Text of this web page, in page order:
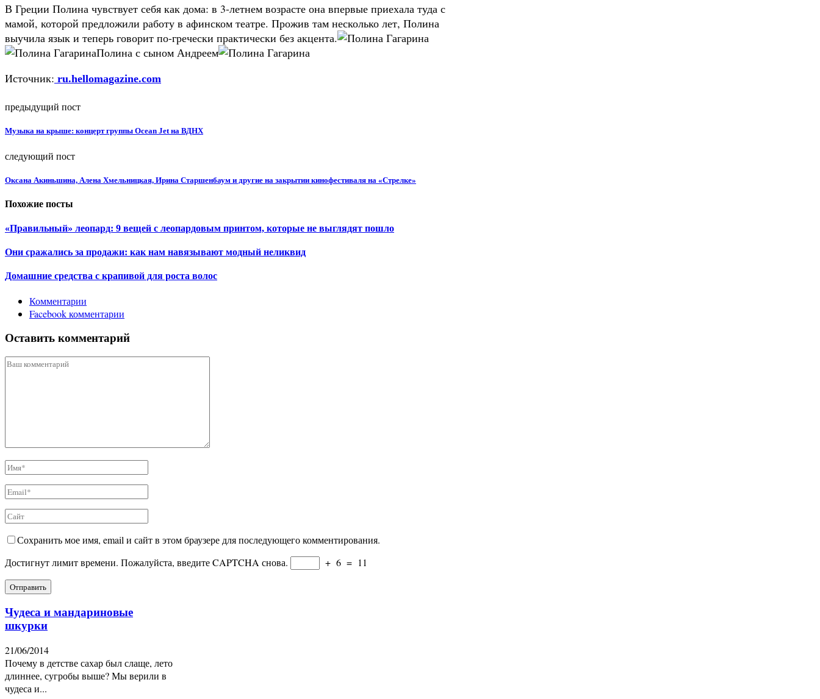
В Греции Полина чувствует себя как дома: в 3-летнем возрасте она впервые приехала туда с
мамой, которой предложили работу в афинском театре. Прожив там несколько лет, Полина
выучила язык и теперь говорит по-гречески практически без акцента.
Полина с сыном Андреем
Источник: ru.hellomagazine.com
предыдущий пост
Музыка на крыше: концерт группы Ocean Jet на ВДНХ
следующий пост
Оксана Акиньшина, Алена Хмельницкая, Ирина Старшенбаум и другие на закрытии кинофестиваля на «Стрелке»
Похожие посты
«Правильный» леопард: 9 вещей с леопардовым принтом, которые не выглядят пошло
Они сражались за продажи: как нам навязывают модный неликвид
Домашние средства с крапивой для роста волос
Комментарии
Facebook комментарии
Оставить комментарий
Сохранить мое имя, email и сайт в этом браузере для последующего комментирования.
Достигнут лимит времени. Пожалуйста, введите CAPTCHA снова.
+ 6 = 11
Чудеса и мандариновые
шкурки
21/06/2014
Почему в детстве сахар был слаще, лето
длиннее, сугробы выше? Мы верили в
чудеса и...